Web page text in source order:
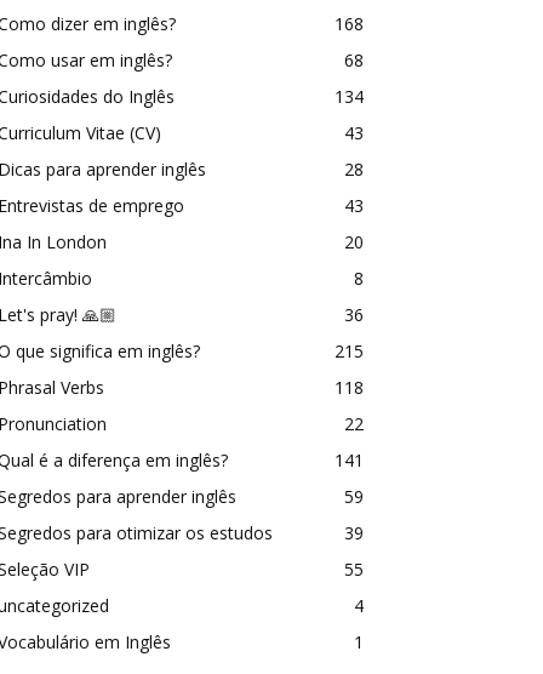
dizer em inglês?
168
usar em inglês?
68
do Inglês
134
Vitae (CV)
43
Dicas para aprender inglês
28
Entrevistas de emprego
43
Ina In London
20
Intercâmbio
8
Let's pray! 🙏🏼
36
que significa em inglês?
215
Phrasal Verbs
118
Pronunciation
22
é a diferença em inglês?
141
para aprender inglês
59
para otimizar os estudos
39
VIP
55
4
em Inglês
1